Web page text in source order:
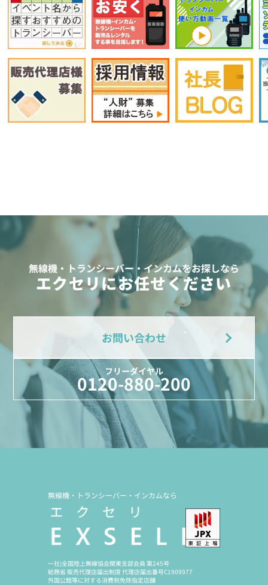
無線機・トランシーバー・インカムをお探しなら
エクセリにお任せください
お問い合わせ
フリーダイヤル
0120-880-200
無線機・トランシーバー・インカムなら
一社)全国陸上無線協会関東支部会員 第245号
総務省 販売代理店届出制度 代理店届出番号C1909977
外国公館等に対する消費税免除指定店舗